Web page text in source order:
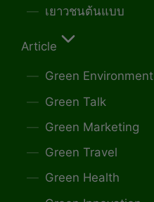
เยาวชนต้นแบบ
Article
Green Environment
Green Talk
Green Marketing
Green Travel
Green Health